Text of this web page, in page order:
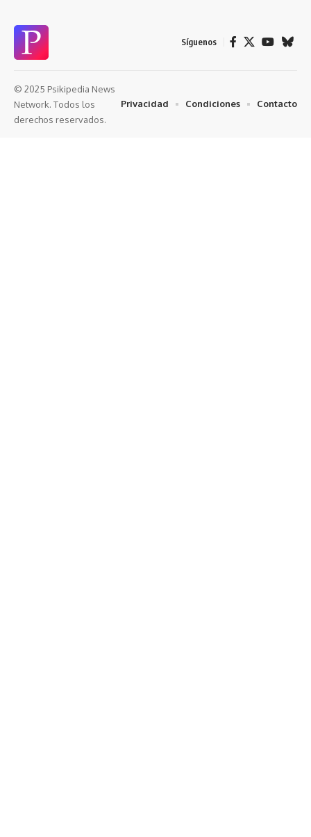
Síguenos
© 2025 Psikipedia News
Network. Todos los
derechos reservados.
Privacidad Condiciones Contacto